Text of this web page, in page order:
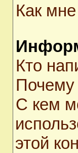
Как
Кто
Почему
С кем
этой